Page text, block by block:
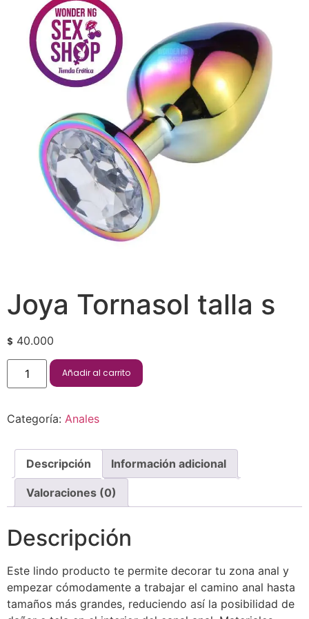
Joya Tornasol talla s
$ 40.000
Añadir al carrito
Categoría: Anales
Descripción Información adicional
Valoraciones (0)
Descripción
Este lindo producto te permite decorar tu zona anal y
empezar cómodamente a trabajar el camino anal hasta
tamaños más grandes, reduciendo así la posibilidad de